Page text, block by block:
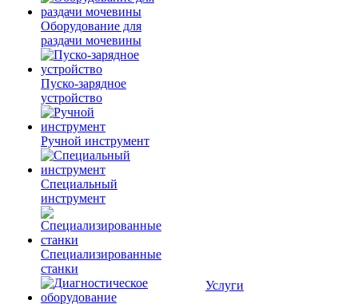
Оборудование для
раздачи мочевины
Пуско-зарядное
устройство
Ручной инструмент
Специальный
инструмент
Специализированные
станки
Услуги